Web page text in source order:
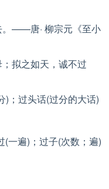
。——唐· 柳宗元《至小
拟之如天，诚不过
)；过头话(过分的大话)
(一遍)；过子(次数；遍)